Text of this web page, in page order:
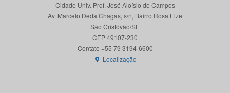
Cidade Univ. Prof. José Aloísio de Campos
Av. Marcelo Deda Chagas, s/n, Bairro Rosa Elze
São Cristóvão/SE
CEP 49107-230
Localização